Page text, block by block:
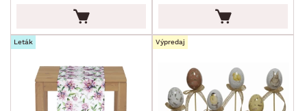
Leták Výpredaj